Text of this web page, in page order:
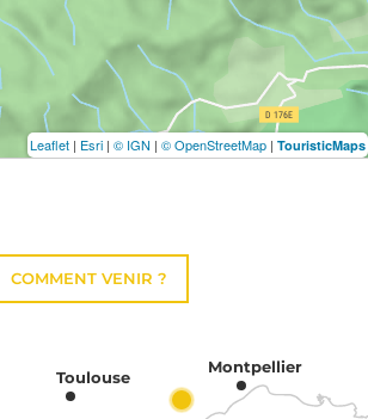
Leaflet | Esri | © IGN | © OpenStreetMap | TouristicMaps
COMMENT VENIR ?
Toulouse
Montpellier